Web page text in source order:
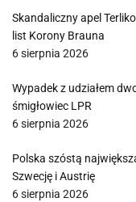
Skandaliczny apel
list Korony Brauna
6 sierpnia 2026
Wypadek z udziałem
śmigłowiec LPR
6 sierpnia 2026
Polska szóstą
Szwecję i Austrię
6 sierpnia 2026